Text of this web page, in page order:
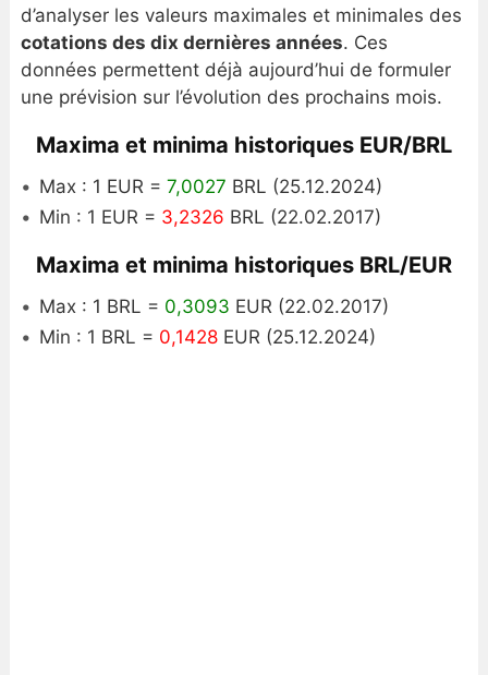
d’analyser les valeurs maximales et minimales des
cotations des dix dernières années. Ces
données permettent déjà aujourd’hui de formuler
une prévision sur l’évolution des prochains mois.
Maxima et minima historiques EUR/BRL
Max : 1 EUR = 7,0027 BRL (25.12.2024)
Min : 1 EUR = 3,2326 BRL (22.02.2017)
Maxima et minima historiques BRL/EUR
Max : 1 BRL = 0,3093 EUR (22.02.2017)
Min : 1 BRL = 0,1428EUR (25.12.2024)